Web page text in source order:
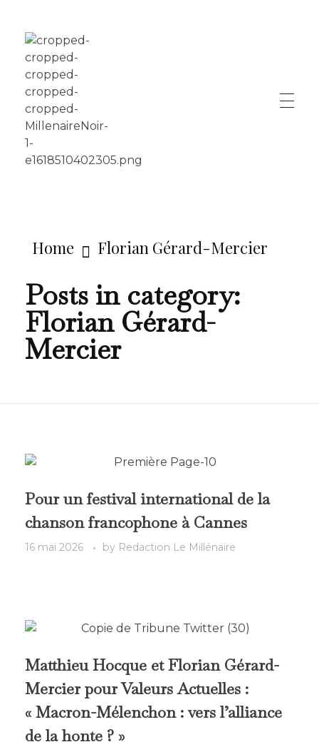
Home Florian Gérard-Mercier
Posts in category:
Florian Gérard-
Mercier
Pour un festival international de la
chanson francophone à Cannes
16 mai 2026 by Redaction Le Millénaire
Matthieu Hocque et Florian Gérard-
Mercier pour Valeurs Actuelles :
« Macron-Mélenchon : vers l’alliance
de la honte ? »